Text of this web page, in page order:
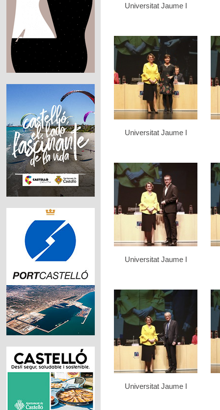
Universitat Jaume I
Universitat Jaume I
Universitat Jaume I
Universitat Jaume I